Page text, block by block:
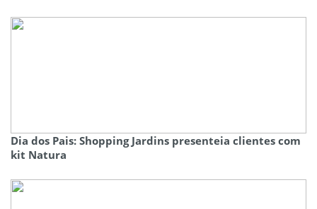
Dia dos Pais: Shopping Jardins presenteia clientes com
kit Natura